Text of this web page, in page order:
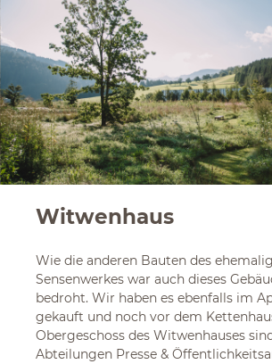
Witwenhaus
Wie die anderen Bauten des
Sensenwerkes war auch dieses
bedroht. Wir haben es ebenfalls im
gekauft und noch vor dem
Obergeschoss des Witwenhauses
Abteilungen Presse &